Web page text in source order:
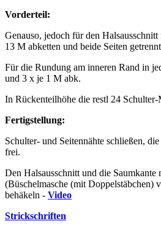
Vorderteil:
Genauso, jedoch für den
13 M abketten und beide Seiten
Für die Rundung am inneren Rand in
und 3 x je 1 M abk.
In Rückenteilhöhe die restl 24 Schulter-
Fertigstellung:
Schulter- und Seitennähte schließen,
frei.
Den Halsausschnitt und die Saumkante
(Büschelmasche (mit Doppelstäbchen)
behäkeln - Video
Strickschriften